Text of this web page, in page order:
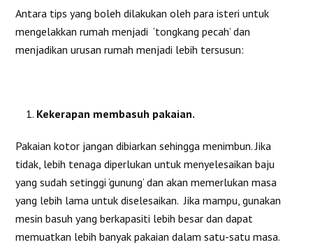
Antara tips yang boleh dilakukan oleh para isteri untuk
mengelakkan rumah menjadi ‘tongkang pecah’ dan
menjadikan urusan rumah menjadi lebih tersusun:
Kekerapan membasuh pakaian.
Pakaian kotor jangan dibiarkan sehingga menimbun. Jika
tidak, lebih tenaga diperlukan untuk menyelesaikan baju
yang sudah setinggi ‘gunung’ dan akan memerlukan masa
yang lebih lama untuk diselesaikan. Jika mampu, gunakan
mesin basuh yang berkapasiti lebih besar dan dapat
memuatkan lebih banyak pakaian dalam satu-satu masa.